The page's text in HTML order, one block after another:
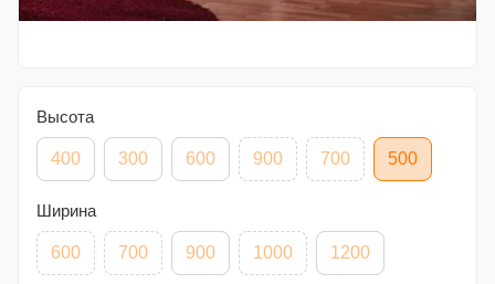
Высота
400 300 600 900 700 500
Ширина
600 700 900 1000 1200